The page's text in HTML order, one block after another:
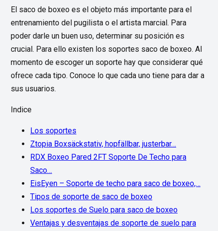
El saco de boxeo es el objeto más importante para el
entrenamiento del pugilista o el artista marcial. Para
poder darle un buen uso, determinar su posición es
crucial. Para ello existen los soportes saco de boxeo. Al
momento de escoger un soporte hay que considerar qué
ofrece cada tipo. Conoce lo que cada uno tiene para dar a
sus usuarios.
Indice
Los soportes
Ztopia Boxsäckstativ, hopfällbar, justerbar…
RDX Boxeo Pared 2FT Soporte De Techo para
Saco…
EisEyen – Soporte de techo para saco de boxeo,…
Tipos de soporte de saco de boxeo
Los soportes de Suelo para saco de boxeo
Ventajas y desventajas de soporte de suelo para